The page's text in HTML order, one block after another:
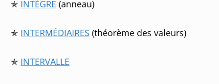
✯ INTÈGRE (anneau)
✯ INTERMÉDIAIRES (théorème des valeurs)
✯ INTERVALLE